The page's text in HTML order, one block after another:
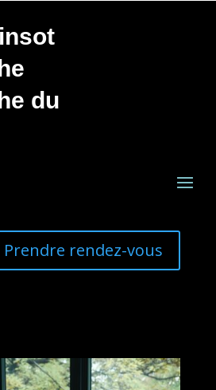
du
Prendre rendez-vous